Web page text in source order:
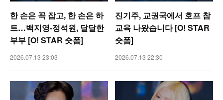
한 손은 꼭 잡고, 한 손은 하
트…백지영-정석원, 달달한
부부 [O! STAR 숏폼]
2026.07.13 23:03
진기주, 교권국에서 호프 참
교육 나왔습니다 [O! STAR
숏폼]
2026.07.13 22:30